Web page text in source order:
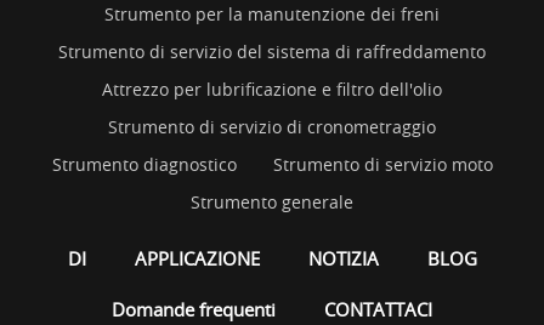
Strumento per la manutenzione dei freni
Strumento di servizio del sistema di raffreddamento
Attrezzo per lubrificazione e filtro dell'olio
Strumento di servizio di cronometraggio
Strumento diagnostico
Strumento di servizio moto
Strumento generale
DI APPLICAZIONE NOTIZIA BLOG
Domande frequenti CONTATTACI